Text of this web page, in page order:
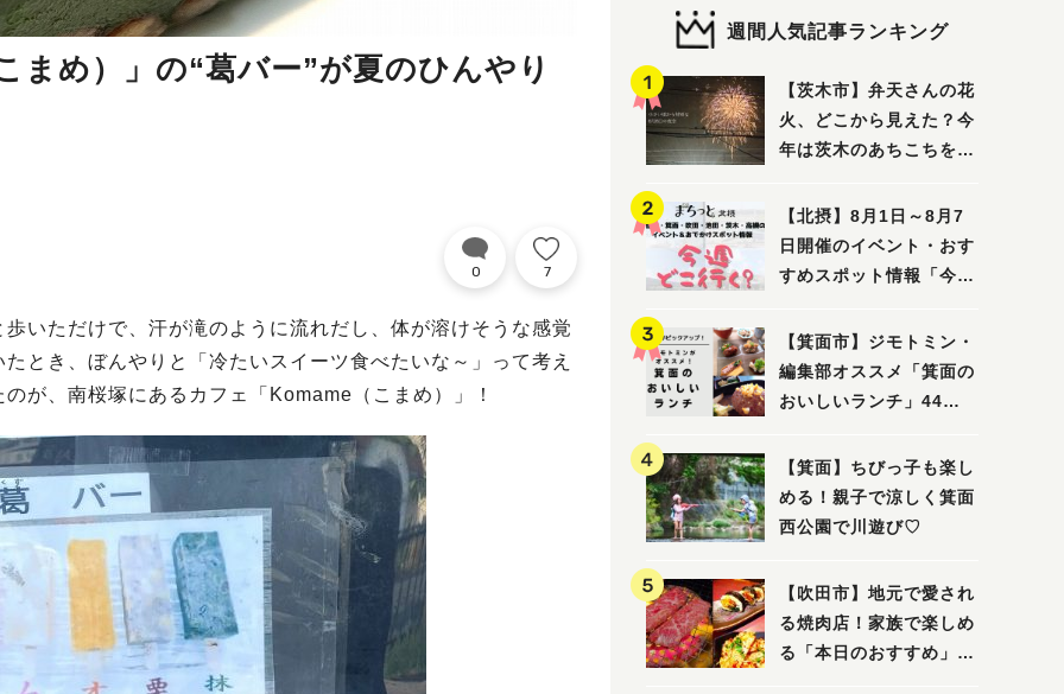
まめ）」の“葛バー”が夏のひんやり
0 7
いただけで、汗が滝のように流れだし、体が溶けそうな感覚
とき、ぼんやりと「冷たいスイーツ食べたいな～」って考え
が、南桜塚にあるカフェ「Komame（こまめ）」！
週間人気記事ランキング
【茨木市】弁天さんの花
火、どこから見えた？今
年は茨木のあちこちを巡
【北摂】8月1日～8月7
日開催のイベント・おす
すめスポット情報「今週
面・吹田・池田・茨木・
高槻）
【箕面市】ジモトミン・
編集部オススメ「箕面の
おいしいランチ」44
から穴場まで！〜
【箕面】ちびっ子も楽し
める！親子で涼しく箕面
西公園で川遊び♡
【吹田市】地元で愛され
る焼肉店！家族で楽しめ
る「本日のおすすめ」で